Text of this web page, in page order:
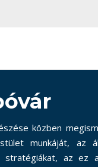
közben
munkáját, az
stratégiákat, az ez